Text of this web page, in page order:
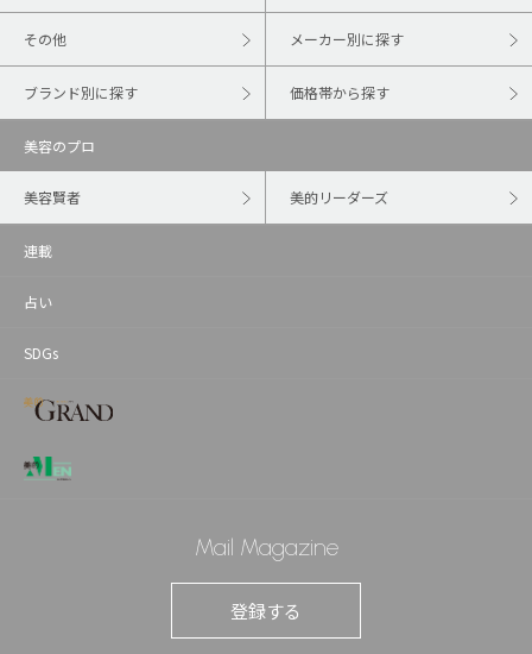
その他 メーカー別に探す
ブランド別に探す 価格帯から探す
美容のプロ
美容賢者 美的リーダーズ
連載
占い
SDGs
Mail Magazine
登録する